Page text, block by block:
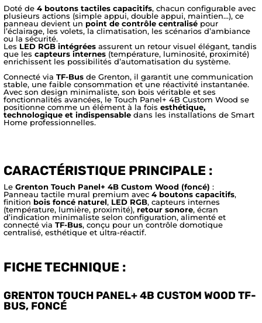
Doté de 4 boutons tactiles capacitifs, chacun configurable avec
plusieurs actions (simple appui, double appui, maintien…), ce
panneau devient un point de contrôle centralisé pour
l’éclairage, les volets, la climatisation, les scénarios d’ambiance
ou la sécurité.
Les LED RGB intégrées assurent un retour visuel élégant, tandis
que les capteurs internes (température, luminosité, proximité)
enrichissent les possibilités d’automatisation du système.
Connecté via TF-Bus de Grenton, il garantit une communication
stable, une faible consommation et une réactivité instantanée.
Avec son design minimaliste, son bois véritable et ses
fonctionnalités avancées, le Touch Panel+ 4B Custom Wood se
positionne comme un élément à la fois esthétique,
technologique et indispensable dans les installations de Smart
Home professionnelles.
CARACTÉRISTIQUE PRINCIPALE :
Le Grenton Touch Panel+ 4B Custom Wood (foncé) :
Panneau tactile mural premium avec 4 boutons capacitifs,
finition bois foncé naturel, LED RGB, capteurs internes
(température, lumière, proximité), retour sonore, écran
d’indication minimaliste selon configuration, alimenté et
connecté via TF-Bus, conçu pour un contrôle domotique
centralisé, esthétique et ultra-réactif.
FICHE TECHNIQUE :
GRENTON TOUCH PANEL+ 4B CUSTOM WOOD TF-
BUS, FONCÉ